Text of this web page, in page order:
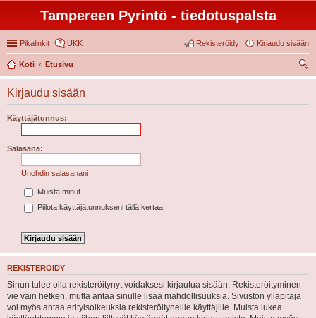
Tampereen Pyrintö - tiedotuspalsta
Pikalinkit UKK Kirjaudu sisään
Rekisteröidy
Koti
Etusivu
tsi
Kirjaudu sisään
Käyttäjätunnus:
Salasana:
Unohdin salasanani
Muista minut
Piilota käyttäjätunnukseni tällä kertaa
REKISTERÖIDY
Sinun tulee olla rekisteröitynyt voidaksesi kirjautua sisään. Rekisteröityminen
vie vain hetken, mutta antaa sinulle lisää mahdollisuuksia. Sivuston ylläpitäjä
voi myös antaa erityisoikeuksia rekisteröityneille käyttäjille. Muista lukea